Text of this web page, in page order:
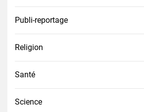
Publi-reportage
Religion
Santé
Science